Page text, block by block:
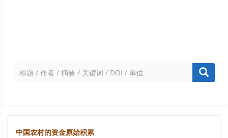
中国农村的资金原始积累